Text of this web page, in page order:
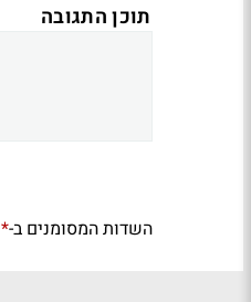
תוכן התגובה
השדות המסומנים ב-*